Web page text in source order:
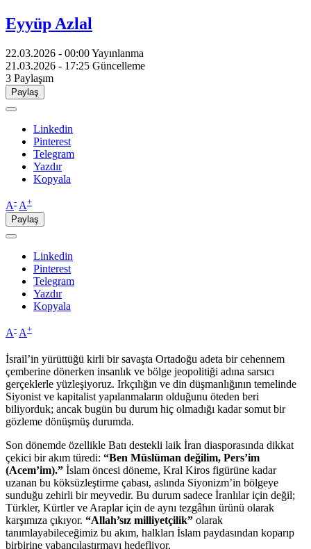
Eyyüp Azlal
22.03.2026 - 00:00Yayınlanma
21.03.2026 - 17:25 Güncelleme
3 Paylaşım
Paylaş
Linkedin
Pinterest
Telegram
Yazdır
Kopyala
A- A+
Paylaş
Linkedin
Pinterest
Telegram
Yazdır
Kopyala
A- A+
İsrail’in yürüttüğü kirli bir savaşta Ortadoğu adeta bir cehennem
çemberine dönerken insanlık ve bölge jeopolitiği adına sarsıcı
gerçeklerle yüzleşiyoruz. Irkçılığın ve din düşmanlığının temelinde
Siyonist ve kapitalist yapılanmaların olduğunu öteden beri
biliyorduk; ancak bugün bu durum hiç olmadığı kadar somut bir
gözleme dönüşmüş durumda.
Son dönemde özellikle Batı destekli laik İran diasporasında dikkat
çekici bir akım türedi: “Ben Müslüman değilim, Pers’im
(Acem’im).” İslam öncesi döneme, Kral Kiros figürüne kadar
uzanan bu köksüzleştirme çabası, aslında Siyonizm’in bölgeye
sunduğu zehirli bir meyvedir. Bu durum sadece İranlılar için değil;
Türkler, Kürtler ve Araplar için de aynı tezgâhın ürünü olarak
karşımıza çıkıyor. “Allah’sız milliyetçilik” olarak
tanımlayabileceğimiz bu akım, halkları İslam paydasından koparıp
birbirine yabancılaştırmayı hedefliyor.